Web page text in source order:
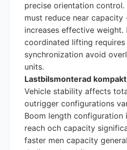
precise orientation
must reduce near capacity
increases effective weight.
coordinated lifting requires
synchronization avoid
units.
Lastbilsmonterad
Vehicle stability affects
outrigger configurations
Boom length configuration
reach och capacity
faster men capacity